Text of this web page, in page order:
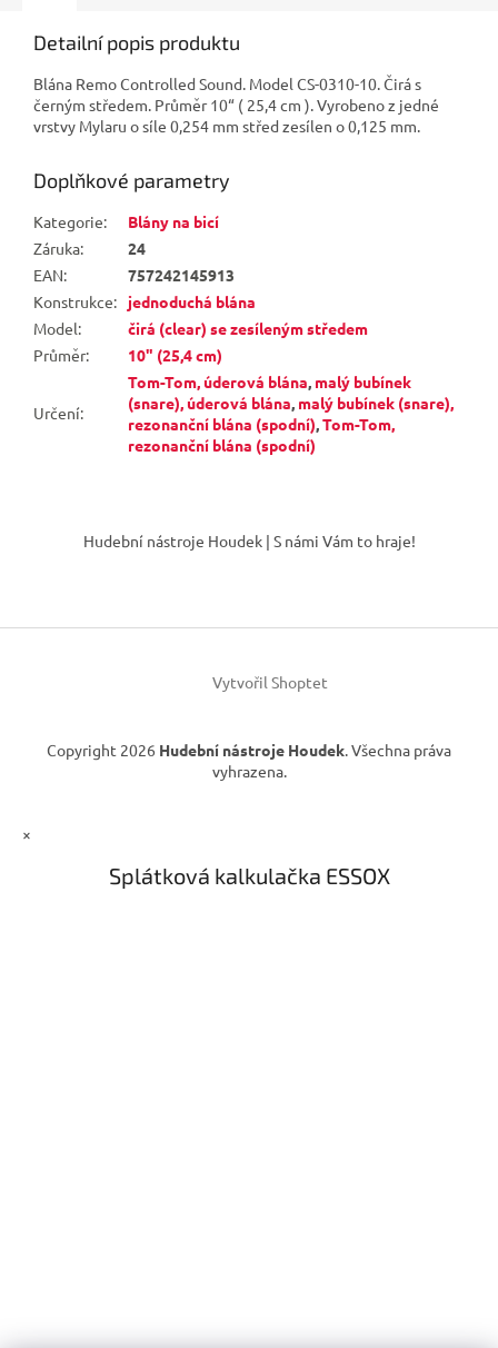
Detailní popis produktu
Blána Remo Controlled Sound. Model CS-0310-10. Čirá s
černým středem. Průměr 10“ ( 25,4 cm ). Vyrobeno z jedné
vrstvy Mylaru o síle 0,254 mm střed zesílen o 0,125 mm.
Doplňkové parametry
Kategorie:
Blány na bicí
Záruka:
24
EAN:
757242145913
Konstrukce:
jednoduchá blána
Model:
čirá (clear) se zesíleným středem
Průměr: 10" (25,4 cm)
Určení:
Tom-Tom, úderová blána, malý bubínek
(snare), úderová blána, malý bubínek (snare),
rezonanční blána (spodní),Tom-Tom,
rezonanční blána (spodní)
í
Hudební nástroje Houdek | S námi Vám to hraje!
Vytvořil Shoptet
Copyright 2026 Hudební nástroje Houdek. Všechna práva
vyhrazena.
×
Splátková kalkulačka ESSOX